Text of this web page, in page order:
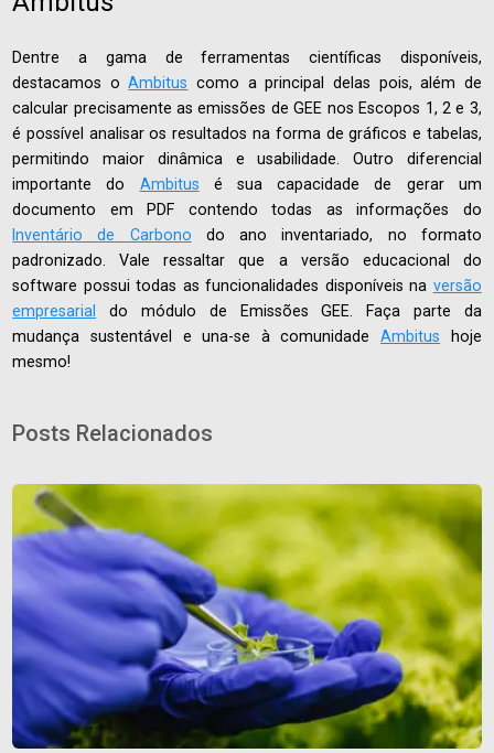
Dentre a gama de ferramentas científicas disponíveis,
destacamos oAmbitus como a principal delas pois, além de
calcular precisamente as emissões de GEE nos Escopos 1, 2 e 3,
é possível analisar os resultados na forma de gráficos e tabelas,
permitindo maior dinâmica e usabilidade. Outro diferencial
importante do Ambitus é sua capacidade de gerar um
documento em PDF contendo todas as informações do
Inventário de Carbono do ano inventariado, no formato
padronizado. Vale ressaltar que a versão educacional do
software possui todas as funcionalidades disponíveis na versão
empresarial
do módulo de Emissões GEE. Faça parte da
mudança sustentável e una-se à comunidadeAmbitus hoje
mesmo!
Posts Relacionados